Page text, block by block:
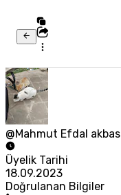
@Mahmut Efdal akbas
Üyelik Tarihi
18.09.2023
Doğrulanan Bilgiler